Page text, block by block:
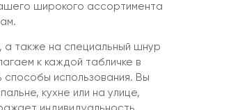
широкого ассортимента
также на специальный шнур
к каждой табличке в
способы использования. Вы
кухне или на улице,